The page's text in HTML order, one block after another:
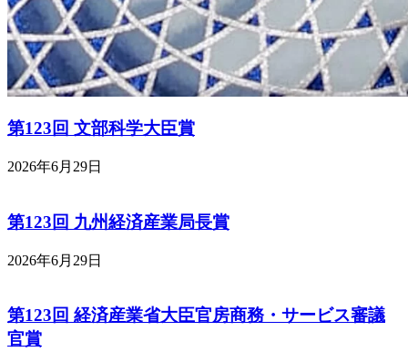
第123回 文部科学大臣賞
2026年6月29日
第123回 九州経済産業局長賞
2026年6月29日
第123回 経済産業省大臣官房商務・サービス審議
官賞